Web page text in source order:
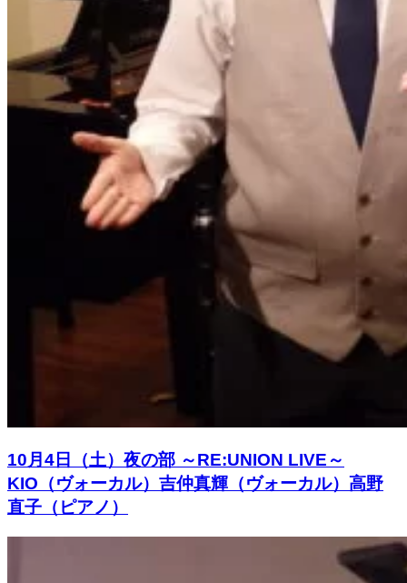
10月4日（土）夜の部 ～RE:UNION LIVE～
KIO（ヴォーカル）吉仲真輝（ヴォーカル）高野
直子（ピアノ）